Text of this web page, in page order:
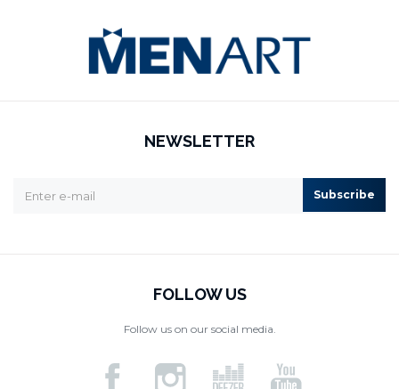
NEWSLETTER
Subscribe
FOLLOW US
Follow us on our social media.